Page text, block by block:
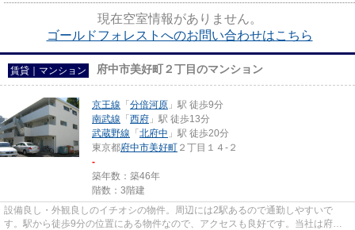
現在空室情報がありません。
ゴールドフォレストへのお問い合わせはこちら
賃貸｜マンション 府中市美好町２丁目のマンション
京王線 「 分倍河原 」駅 徒歩9分
南武線 「 西府 」駅 徒歩13分
武蔵野線 「 北府中 」駅 徒歩20分
東京都府中市美好町 ２丁目１４-２
-
築年数：築46年
階数：3階建
設備良し・外観良しのイチオシの物件。周辺には2駅あるので通勤しやすいで
す。駅から徒歩9分の位置にある物件なので、アクセスも良好です。当社は府中